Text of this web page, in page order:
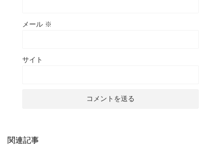
メール ※
サイト
関連記事